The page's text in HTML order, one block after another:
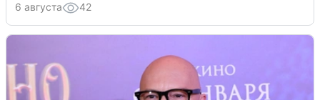
6 августа 42